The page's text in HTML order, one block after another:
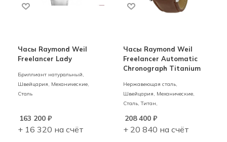
Часы Raymond Weil
Freelancer Lady
Бриллиант натуральный,
Швейцария, Механические,
Сталь
163 200 ₽
+ 16 320 на счёт
Часы Raymond Weil
Freelancer Automatic
Chronograph Titanium
Нержавеющая сталь,
Швейцария,
Механические,
Сталь, Титан,
208 400₽
+ 20 840 на счёт